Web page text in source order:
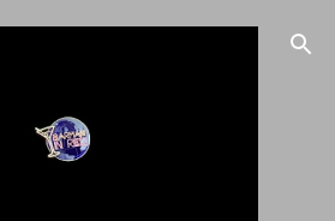
contenido principal